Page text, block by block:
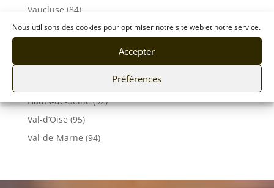
Nous utilisons des cookies pour optimiser notre site web et notre service.
Accepter
Préférences
Vaucluse (84)
Vendée (85)
Yonne (89)
Hauts-de-Seine (92)
Val-d’Oise (95)
Val-de-Marne (94)